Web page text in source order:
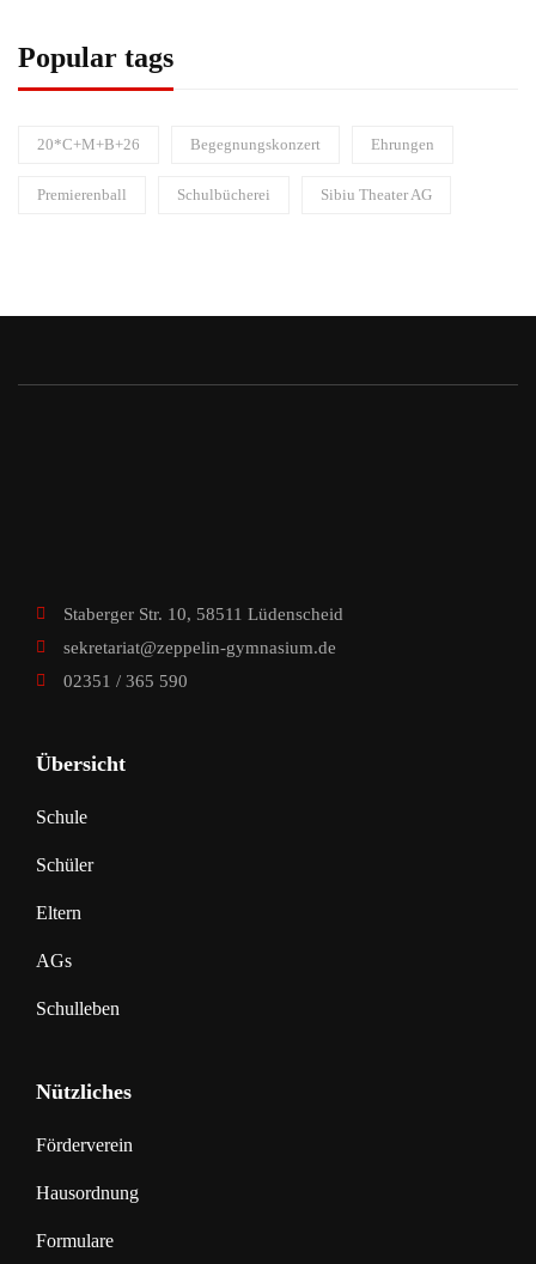
Popular tags
20*C+M+B+26 Begegnungskonzert Ehrungen
Premierenball Schulbücherei Sibiu Theater AG
Staberger Str. 10, 58511 Lüdenscheid
sekretariat@zeppelin-gymnasium.de
02351 / 365 590
Übersicht
Schule
Schüler
Eltern
AGs
Schulleben
Nützliches
Förderverein
Hausordnung
Formulare